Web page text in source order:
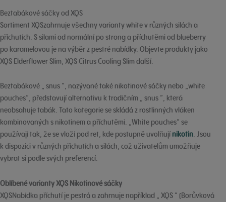
Beztabákové sáčky od XQS
Sortiment XQSzahrnuje všechny varianty white v různých silách a
příchutích. S silami od normální po strong a příchutěmi od blueberry
po karamelovou je na výběr z pestré nabídky. Objevte produkty jako
XQS Elderflower Slim, XQS Citrus Cooling Slim další.
Beztabákové „ snus “, nazývané také nikotinové sáčky nebo „white
pouches“, představují alternativu k tradičním „ snus “, která
neobsahuje tabák. Tato kategorie se skládá z rostlinných vláken
kombinovaných s nikotinem a příchutěmi. „White pouches“ se
používají tak, že se vloží pod ret, kde postupně uvolňujínikotin. Jsou
k dispozici v různých příchutích a silách, což uživatelům umožňuje
vybrat si podle svých preferencí.
Oblíbené varianty XQS Nikotinové sáčky
XQSNabídka příchutí je pestrá a zahrnuje například „ XQS “ (Borůvková